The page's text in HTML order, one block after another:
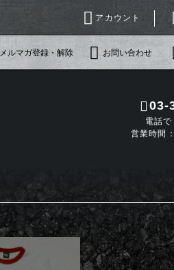
アカウント
メルマガ登録・解除 お問い合わせ
03-
電話で
営業時間